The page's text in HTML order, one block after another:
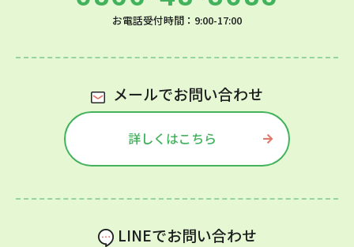
お電話受付時間：9:00-17:00
メールでお問い合わせ
詳しくはこちら
LINEでお問い合わせ